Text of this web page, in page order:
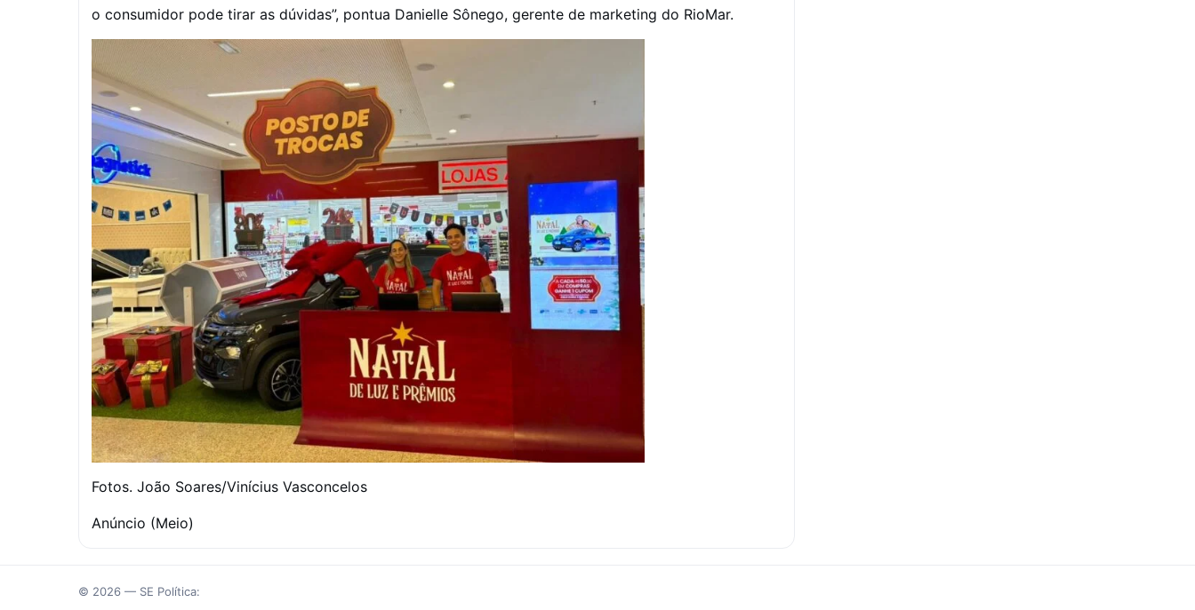
o consumidor pode tirar as dúvidas”, pontua Danielle Sônego, gerente de marketing do RioMar.
Fotos. João Soares/Vinícius Vasconcelos
Anúncio (Meio)
© 2026 — SE Política: